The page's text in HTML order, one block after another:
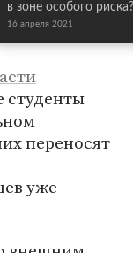
в зоне особого риска?
16 апреля 2021
студенты
переносят
уже